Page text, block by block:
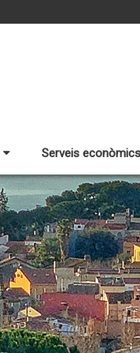
Serveis